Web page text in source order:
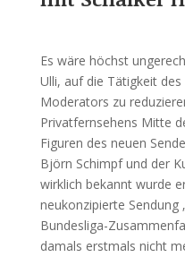
Es wäre höchst
Ulli, auf die Tätigkeit
Moderators zu
Privatfernsehens Mitte
Figuren des neuen
Björn Schimpf und der
wirklich bekannt wurde
neukonzipierte Sendung
Bundesliga-
damals erstmals nicht